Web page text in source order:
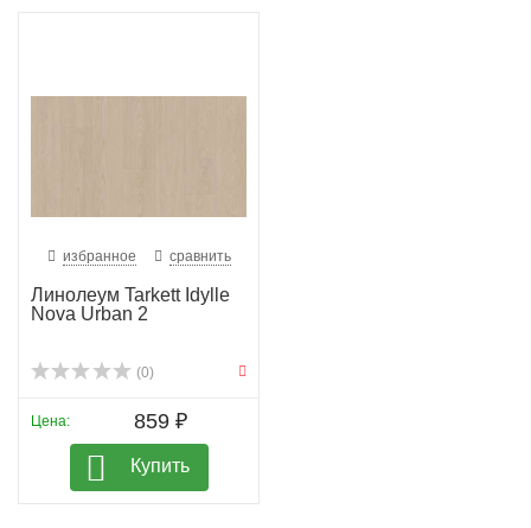
избранное сравнить
Линолеум Tarkett Idylle
Nova Urban 2
(0)
Цена: 859 ₽
Купить